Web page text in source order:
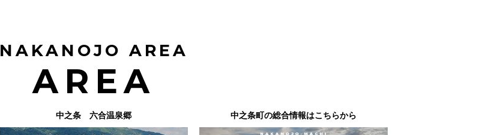
NAKANOJO AREA
AREA
中之条 六合温泉郷 中之条町の総合情報はこちらから